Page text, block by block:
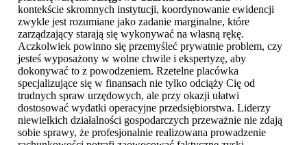
kontekście skromnych instytucji, koordynowanie ewidencji
zwykle jest rozumiane jako zadanie marginalne, które
zarządzający starają się wykonywać na własną rękę.
Aczkolwiek powinno się przemyśleć prywatnie problem, czy
jesteś wyposażony w wolne chwile i ekspertyzę, aby
dokonywać to z powodzeniem. Rzetelne placówka
specjalizujące się w finansach nie tylko odciąży Cię od
trudnych spraw urzędowych, ale przy okazji ułatwi
dostosować wydatki operacyjne przedsiębiorstwa. Liderzy
niewielkich działalności gospodarczych przeważnie nie zdają
sobie sprawy, że profesjonalnie realizowana prowadzenie